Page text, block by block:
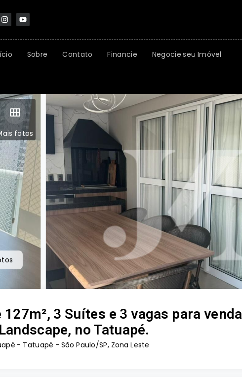
Sobre Contato Financie Negocie seu Imóvel
fotos
3 Suítes e 3 vagas para venda
no Tatuapé.
- Tatuapé - São Paulo/SP, Zona Leste